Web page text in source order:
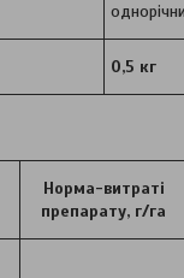
0,5 кг
Норма-витраті
препарату, г/га